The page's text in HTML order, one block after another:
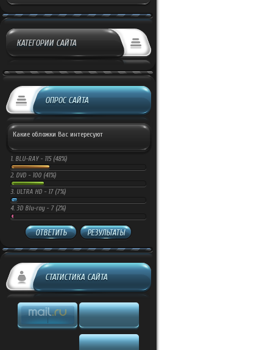
КАТЕГОРИИ САЙТА
ОПРОС САЙТА
Какие обложки Вас интересуют
1. BLU-RAY - 115 (48%)
2. DVD - 100 (41%)
3. ULTRA HD - 17 (7%)
4. 3D Blu-ray - 7 (2%)
ОТВЕТИТЬ РЕЗУЛЬТАТЫ
СТАТИСТИКА САЙТА